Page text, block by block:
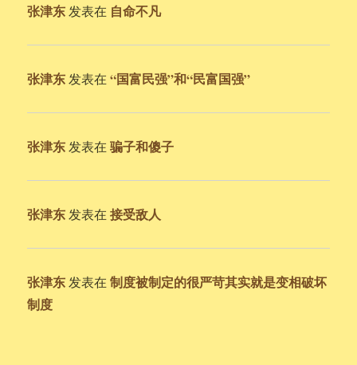
张津东 发表在 自命不凡
张津东 发表在“国富民强”和“民富国强”
张津东 发表在骗子和傻子
张津东 发表在接受敌人
张津东 发表在制度被制定的很严苛其实就是变相破坏
制度